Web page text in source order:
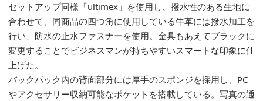
セットアップ同様 「ultimex 」を使用 し、 撥水性のある生地に
合わせて、 同商品の四つ角に使用している牛革には撥水加工を
行い、防水の止水ファスナーを使用。 金具もあえてブラックに
変更することでビジネスマンが持ちやすいスマートな印象に仕
上げた。
バックパック内の背面部分には厚手のスポンジを採用し、 PC
やアクセサリー収納可能なポケットを搭載している。 写真の通